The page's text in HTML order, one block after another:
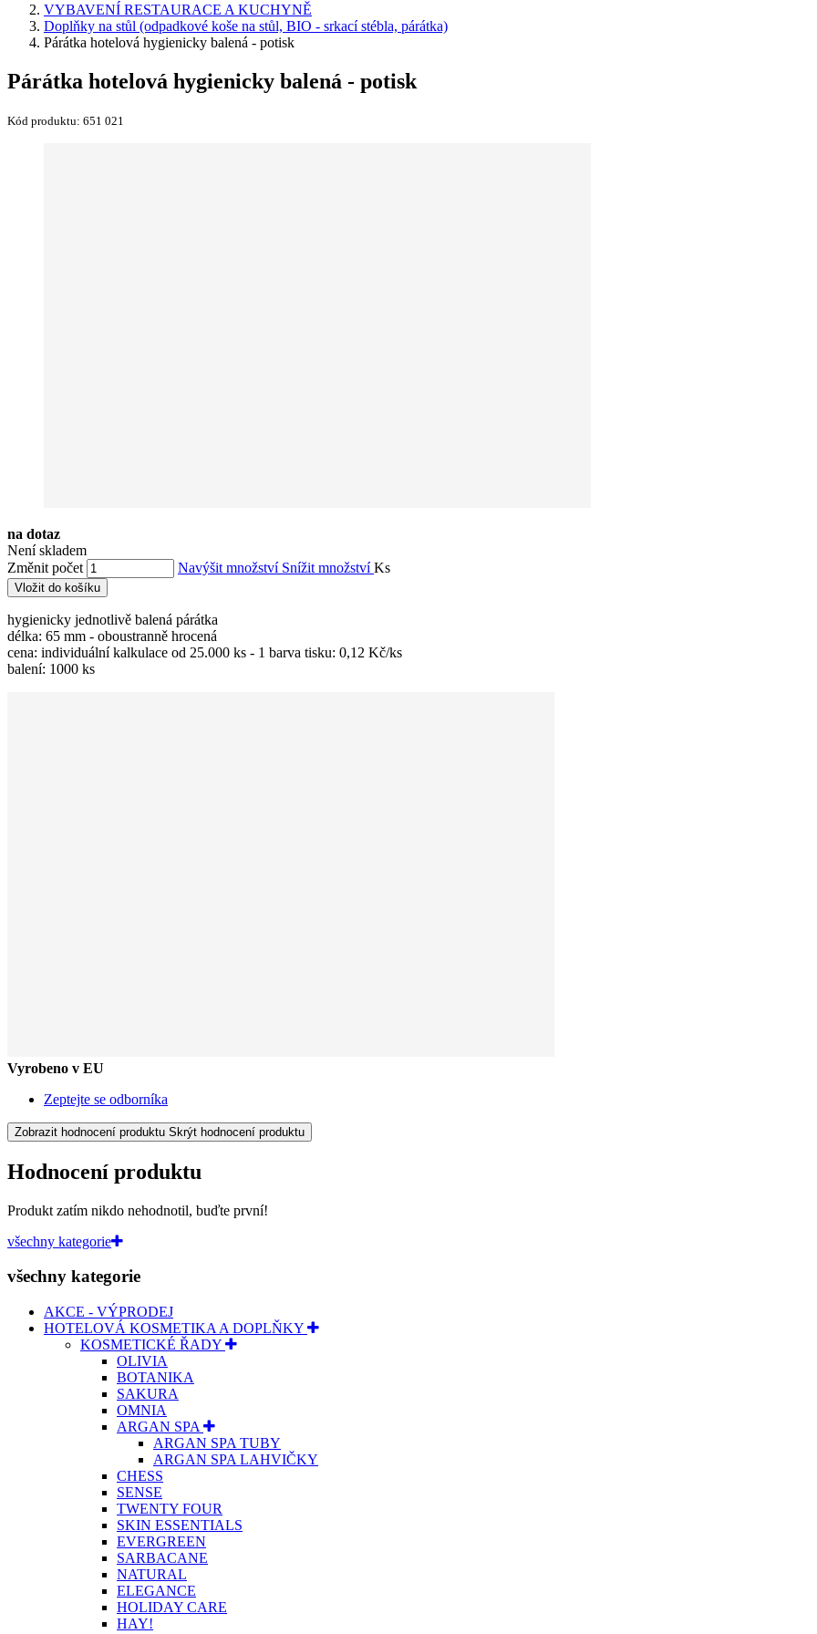
VYBAVENÍ RESTAURACE A KUCHYNĚ
Doplňky na stůl (odpadkové koše na stůl, BIO - srkací stébla, párátka)
Párátka hotelová hygienicky balená - potisk
Párátka hotelová hygienicky balená - potisk
Kód produktu: 651 021
na dotaz
Není skladem
Změnit počet
Navýšit množství Snížit množstvíKs
Vložit do košíku
hygienicky jednotlivě balená párátka
délka: 65 mm - oboustranně hrocená
cena: individuální kalkulace od 25.000 ks - 1 barva tisku: 0,12 Kč/ks
balení: 1000 ks
Vyrobeno v EU
Zeptejte se odborníka
Zobrazit hodnocení produktu Skrýt hodnocení produktu
Hodnocení produktu
Produkt zatím nikdo nehodnotil, buďte první!
všechny kategorie
všechny kategorie
AKCE - VÝPRODEJ
HOTELOVÁ KOSMETIKA A DOPLŇKY
KOSMETICKÉ ŘADY
OLIVIA
BOTANIKA
SAKURA
OMNIA
ARGAN SPA
ARGAN SPA TUBY
ARGAN SPA LAHVIČKY
CHESS
SENSE
TWENTY FOUR
SKIN ESSENTIALS
EVERGREEN
SARBACANE
NATURAL
ELEGANCE
HOLIDAY CARE
HAY!